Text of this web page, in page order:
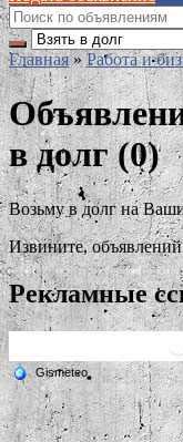
Главная » Работа и
в долг (0)
Возьму в долг на
Извините,
Рекламные